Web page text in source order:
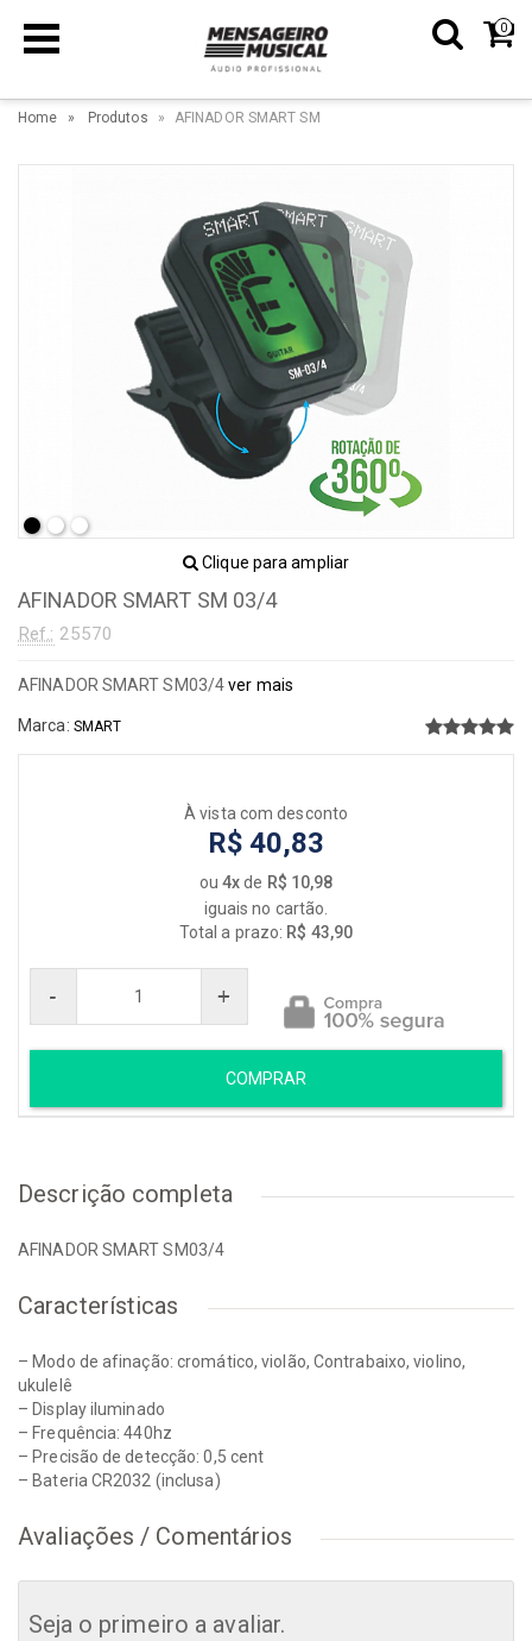
0
Home Produtos AFINADOR SMART SM
Clique para ampliar
AFINADOR SMART SM 03/4
Ref.: 25570
AFINADOR SMART SM03/4ver mais
Marca: SMART
À vista com desconto
R$ 40,83
ou 4xde R$ 10,98
iguais no cartão.
Total a prazo: R$ 43,90
- +
COMPRAR
Descrição completa
AFINADOR SMART SM03/4
Características
– Modo de afinação: cromático, violão, Contrabaixo, violino,
ukulelê
– Display iluminado
– Frequência: 440hz
– Precisão de detecção: 0,5 cent
– Bateria CR2032 (inclusa)
Avaliações / Comentários
Seja o primeiro a avaliar.